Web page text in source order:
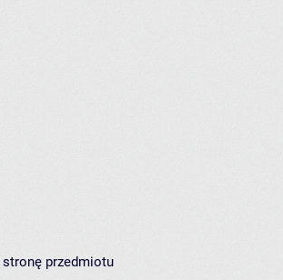
stronę przedmiotu